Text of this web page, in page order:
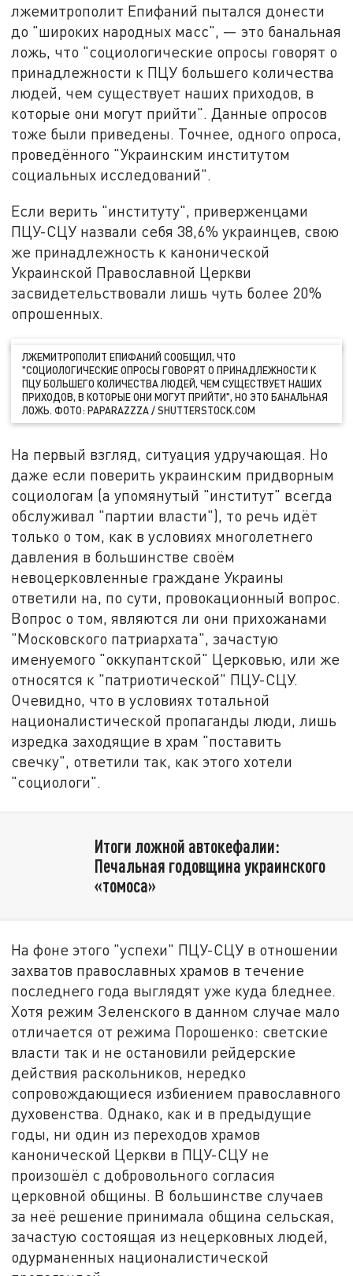
лжемитрополит Епифаний пытался донести
до "широких народных масс", — это банальная
ложь, что "социологические опросы говорят о
принадлежности к ПЦУ большего количества
людей, чем существует наших приходов, в
которые они могут прийти". Данные опросов
тоже были приведены. Точнее, одного опроса,
проведённого "Украинским институтом
социальных исследований".
Если верить "институту", приверженцами
ПЦУ-СЦУ назвали себя 38,6% украинцев, свою
же принадлежность к канонической
Украинской Православной Церкви
засвидетельствовали лишь чуть более 20%
опрошенных.
ЛЖЕМИТРОПОЛИТ ЕПИФАНИЙ СООБЩИЛ, ЧТО
"СОЦИОЛОГИЧЕСКИЕ ОПРОСЫ ГОВОРЯТ О ПРИНАДЛЕЖНОСТИ К
ПЦУ БОЛЬШЕГО КОЛИЧЕСТВА ЛЮДЕЙ, ЧЕМ СУЩЕСТВУЕТ НАШИХ
ПРИХОДОВ, В КОТОРЫЕ ОНИ МОГУТ ПРИЙТИ", НО ЭТО БАНАЛЬНАЯ
ЛОЖЬ. ФОТО: PAPARAZZZA / SHUTTERSTOCK.COM
На первый взгляд, ситуация удручающая. Но
даже если поверить украинским придворным
социологам (а упомянутый "институт" всегда
обслуживал "партии власти"), то речь идёт
только о том, как в условиях многолетнего
давления в большинстве своём
невоцерковленные граждане Украины
ответили на, по сути, провокационный вопрос.
Вопрос о том, являются ли они прихожанами
"Московского патриархата", зачастую
именуемого "оккупантской" Церковью, или же
относятся к "патриотической" ПЦУ-СЦУ.
Очевидно, что в условиях тотальной
националистической пропаганды люди, лишь
изредка заходящие в храм "поставить
свечку", ответили так, как этого хотели
"социологи".
Итоги ложной автокефалии:
Печальная годовщина украинского
«томоса»
На фоне этого "успехи" ПЦУ-СЦУ в отношении
захватов православных храмов в течение
последнего года выглядят уже куда бледнее.
Хотя режим Зеленского в данном случае мало
отличается от режима Порошенко: светские
власти так и не остановили рейдерские
действия раскольников, нередко
сопровождающиеся избиением православного
духовенства. Однако, как и в предыдущие
годы, ни один из переходов храмов
канонической Церкви в ПЦУ-СЦУ не
произошёл с добровольного согласия
церковной общины. В большинстве случаев
за неё решение принимала община сельская,
зачастую состоящая из нецерковных людей,
одурманенных националистической